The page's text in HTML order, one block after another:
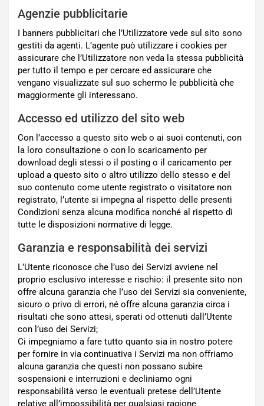
Agenzie pubblicitarie
I banners pubblicitari che l’Utilizzatore vede sul sito sono
gestiti da agenti. L’agente può utilizzare i cookies per
assicurare che l’Utilizzatore non veda la stessa pubblicità
per tutto il tempo e per cercare ed assicurare che
vengano visualizzate sul suo schermo le pubblicità che
maggiormente gli interessano.
Accesso ed utilizzo del sito web
Con l’accesso a questo sito web o ai suoi contenuti, con
la loro consultazione o con lo scaricamento per
download degli stessi o il posting o il caricamento per
upload a questo sito o altro utilizzo dello stesso e del
suo contenuto come utente registrato o visitatore non
registrato, l’utente si impegna al rispetto delle presenti
Condizioni senza alcuna modifica nonché al rispetto di
tutte le disposizioni normative di legge.
Garanzia e responsabilità dei servizi
L’Utente riconosce che l’uso dei Servizi avviene nel
proprio esclusivo interesse e rischio: il presente sito non
offre alcuna garanzia che l’uso dei Servizi sia conveniente,
sicuro o privo di errori, né offre alcuna garanzia circa i
risultati che sono attesi, sperati od ottenuti dall’Utente
con l’uso dei Servizi;
Ci impegniamo a fare tutto quanto sia in nostro potere
per fornire in via continuativa i Servizi ma non offriamo
alcuna garanzia che questi non possano subire
sospensioni e interruzioni e decliniamo ogni
responsabilità verso le eventuali pretese dell’Utente
relative all’impossibilità per qualsiasi ragione